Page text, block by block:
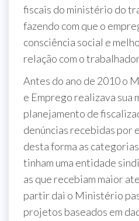
fiscais do ministério do
fazendo com que o
consciência social e
relação com o
Antes do ano de 2010 o
e Emprego realizava sua
planejamento de
denúncias recebidas por
desta forma as
tinham uma entidade
as que recebiam maior
partir dai o Ministério
projetos baseados em